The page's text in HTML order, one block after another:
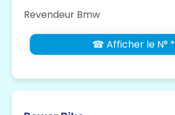
Revendeur Bmw
☎ Afficher le N° *